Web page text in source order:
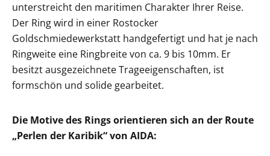
unterstreicht den maritimen Charakter Ihrer Reise.
Der Ring wird in einer Rostocker
Goldschmiedewerkstatt handgefertigt und hat je nach
Ringweite eine Ringbreite von ca. 9 bis 10mm. Er
besitzt ausgezeichnete Trageeigenschaften, ist
formschön und solide gearbeitet.
Die Motive des Rings orientieren sich an der Route
„Perlen der Karibik“ von AIDA: